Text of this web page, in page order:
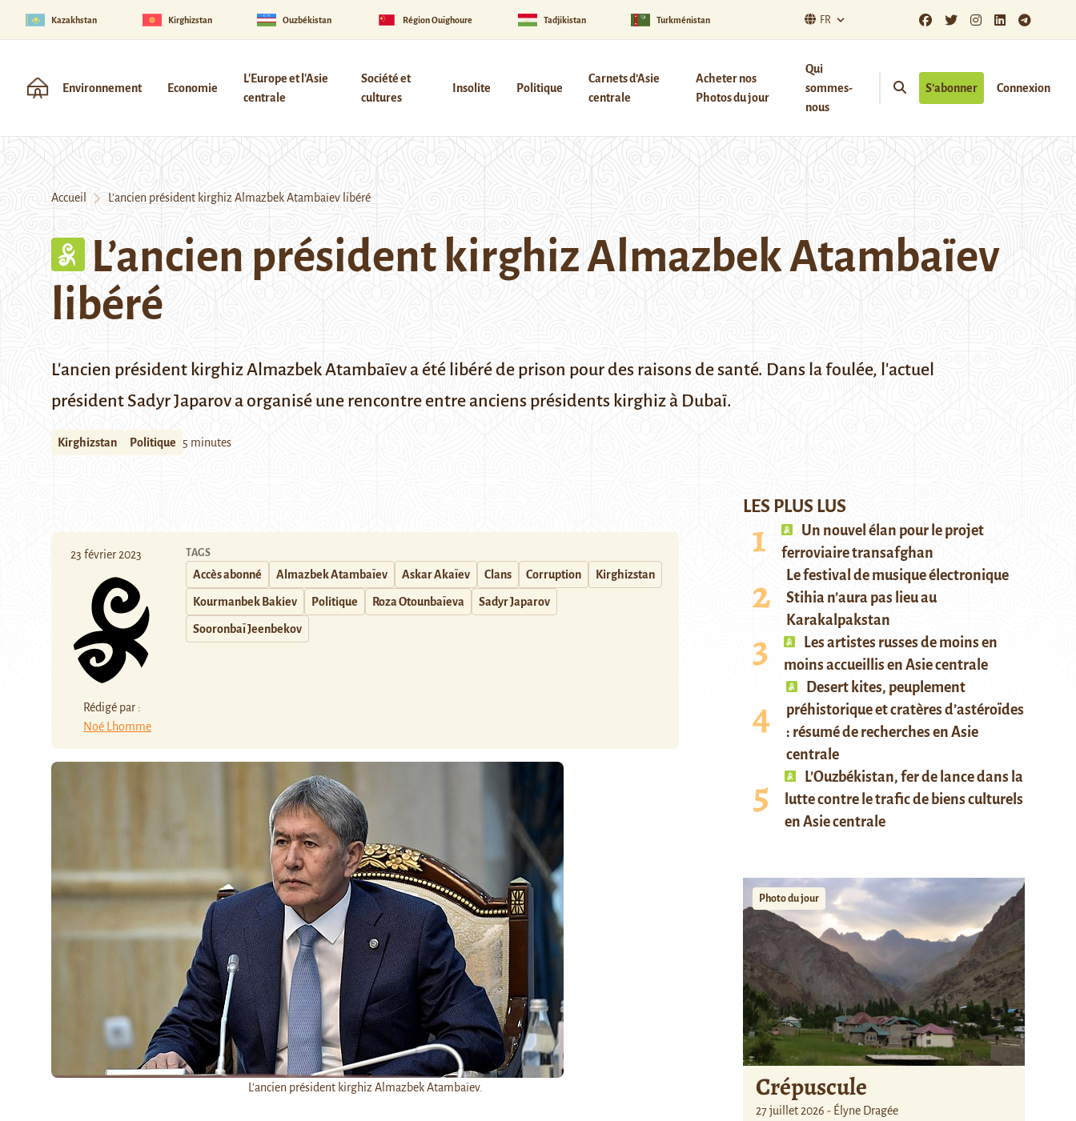
Kazakhstan Kirghizstan Ouzbékistan Région Ouïghoure Tadjikistan Turkménistan FR
Environnement Economie
L'Europe et l'Asie
centrale
Société et
cultures
Insolite Politique
Carnets d’Asie
centrale
Acheter nos
Photos du jour
Qui
sommes-
nous
S’abonner Connexion
Accueil L’ancien président kirghiz Almazbek Atambaïev libéré
L’ancien président kirghiz Almazbek Atambaïev
libéré
L'ancien président kirghiz Almazbek Atambaïev a été libéré de prison pour des raisons de santé. Dans la foulée, l'actuel
président Sadyr Japarov a organisé une rencontre entre anciens présidents kirghiz à Dubaï.
Kirghizstan Politique 5 minutes
23 février 2023
Rédigé par :
Noé Lhomme
TAGS
Accès abonné Almazbek Atambaïev Askar Akaïev Clans Corruption Kirghizstan
Kourmanbek Bakiev Politique Roza Otounbaïeva Sadyr Japarov
Sooronbaï Jeenbekov
L'ancien président kirghiz Almazbek Atambaïev.
LES PLUS LUS
Un nouvel élan pour le projet
ferroviaire transafghan
Le festival de musique électronique
Stihia n’aura pas lieu au
Karakalpakstan
Les artistes russes de moins en
moins accueillis en Asie centrale
Desert kites, peuplement
préhistorique et cratères d’astéroïdes
: résumé de recherches en Asie
centrale
L’Ouzbékistan, fer de lance dans la
lutte contre le trafic de biens culturels
en Asie centrale
Photo du jour
Crépuscule
27 juillet 2026 - Élyne Dragée